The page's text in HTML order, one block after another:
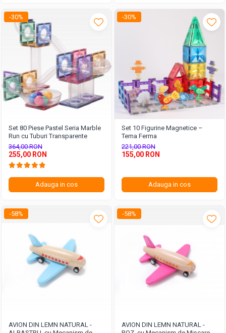
-30%
Set 80 Piese Pastel Seria Marble
Run cu Tuburi Transparente
364,00 RON
255,00 RON
Adauga in cos
-30%
Set 10 Figurine Magnetice –
Tema Ferma
221,00 RON
155,00 RON
Adauga in cos
-58%
AVION DIN LEMN NATURAL -
-58%
AVION DIN LEMN NATURAL -